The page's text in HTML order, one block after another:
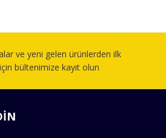
ve yeni gelen ürünlerden ilk
bültenimize kayıt olun